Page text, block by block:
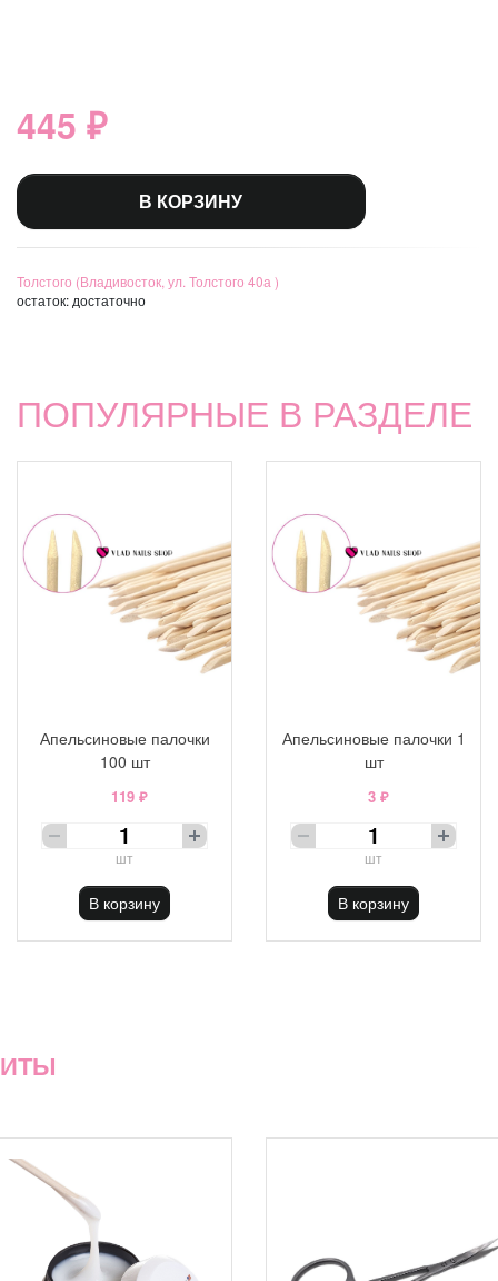
445 ₽
В КОРЗИНУ
Толстого (Владивосток, ул. Толстого 40а )
остаток: достаточно
ПОПУЛЯРНЫЕ В РАЗДЕЛЕ
Апельсиновые палочки
100 шт
119 ₽
шт
В корзину
Апельсиновые палочки 1
шт
3 ₽
шт
В корзину